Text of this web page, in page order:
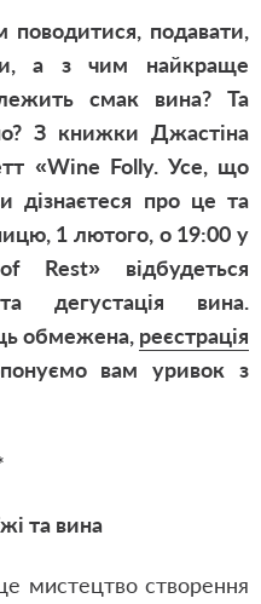
подавати,
а з чим найкраще
смак вина? Та
З книжки Джастіна
«Wine Folly. Усе, що
дізнаєтеся про це та
1 лютого, о 19:00 у
Rest» відбудеться
дегустація вина.
обмежена, реєстрація
вам уривок з
та вина
мистецтво створення